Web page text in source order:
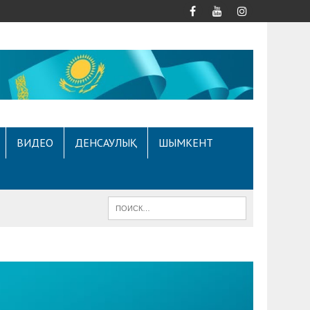
ВИДЕО ДЕНСАУЛЫҚ ШЫМКЕНТ